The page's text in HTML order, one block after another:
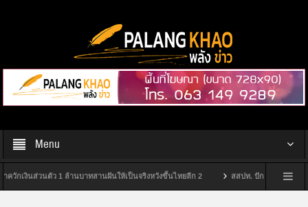
Menu
ส่วนตัว 1 ล้านบาทสานฝันให้เป็นจริงหวังขึ้นไทยลีก 2 สสปท. ปักหมุดสุราษฎร์ฯ ยกระ